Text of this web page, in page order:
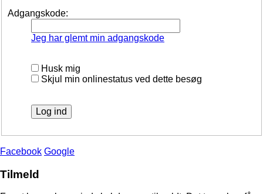
Adgangskode:
Jeg har glemt min adgangskode
Husk mig
Skjul min onlinestatus ved dette besøg
Facebook Google
Tilmeld